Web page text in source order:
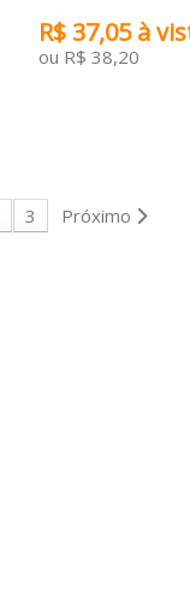
R$ 37,05 à
ou R$ 38,20
3 Próximo